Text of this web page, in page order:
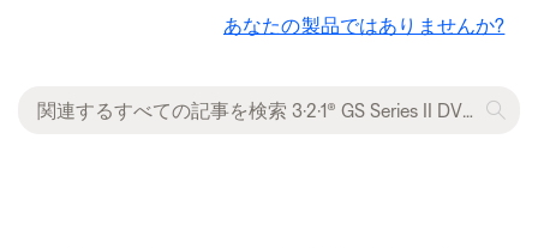
あなたの製品ではありませんか?